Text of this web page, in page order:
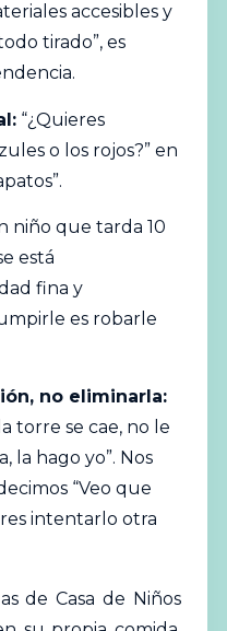
accesibles y
tirado”, es
“¿Quieres
o los rojos?” en
niño que tarda 10
está
fina y
es robarle
no eliminarla:
torre se cae, no le
la hago yo”. Nos
“Veo que
intentarlo otra
de Casa de Niños